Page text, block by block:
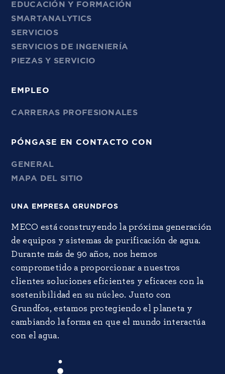
EDUCACIÓN Y FORMACIÓN
SMARTANALYTICS
SERVICIOS
SERVICIOS DE INGENIERÍA
PIEZAS Y SERVICIO
EMPLEO
CARRERAS PROFESIONALES
PÓNGASE EN CONTACTO CON
GENERAL
MAPA DEL SITIO
UNA EMPRESA GRUNDFOS
MECO está construyendo la próxima generación
de equipos y sistemas de purificación de agua.
Durante más de 90 años, nos hemos
comprometido a proporcionar a nuestros
clientes soluciones eficientes y eficaces con la
sostenibilidad en su núcleo. Junto con
Grundfos, estamos protegiendo el planeta y
cambiando la forma en que el mundo interactúa
con el agua.